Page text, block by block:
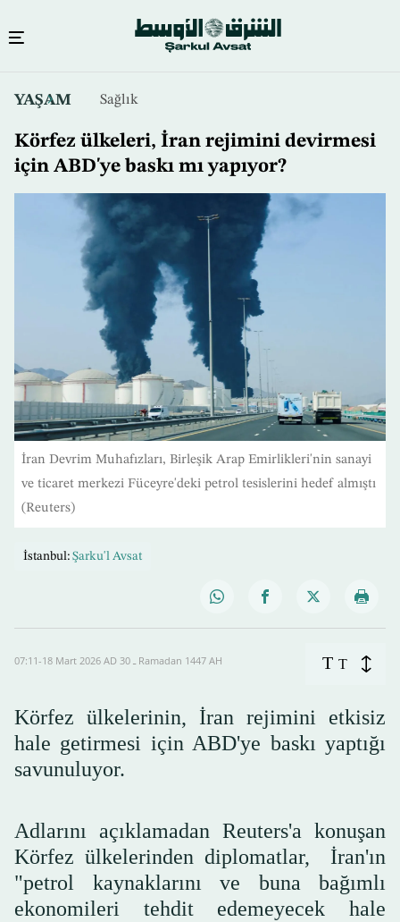
içeriğe
atla
YAŞAM Sağlık
Körfez ülkeleri, İran rejimini devirmesi
için ABD'ye baskı mı yapıyor?
İran Devrim Muhafızları, Birleşik Arap Emirlikleri'nin sanayi
ve ticaret merkezi Füceyre'deki petrol tesislerini hedef almıştı
(Reuters)
İstanbul: Şarku'l Avsat
07:11-18 Mart 2026 AD ـ 30 Ramadan 1447 AH T T
Körfez ülkelerinin, İran rejimini etkisiz
hale getirmesi için ABD'ye baskı yaptığı
savunuluyor.
Adlarını açıklamadan Reuters'a konuşan
Körfez ülkelerinden diplomatlar, İran'ın
"petrol kaynaklarını ve buna bağımlı
ekonomileri tehdit edemeyecek hale